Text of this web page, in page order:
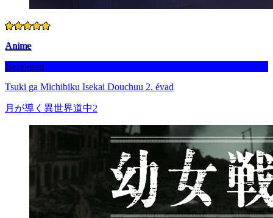
Anime
Befejezett
Tsuki ga Michibiku Isekai Douchuu 2. évad
月が導く異世界道中2